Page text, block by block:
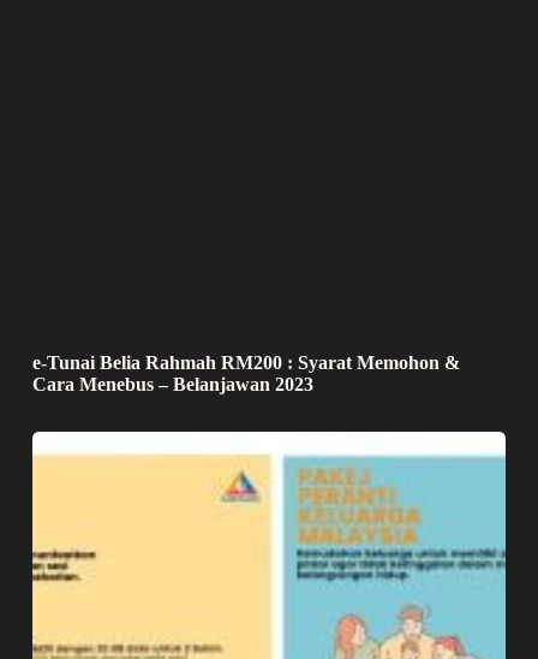
e-Tunai Belia Rahmah RM200 : Syarat Memohon &
Cara Menebus – Belanjawan 2023